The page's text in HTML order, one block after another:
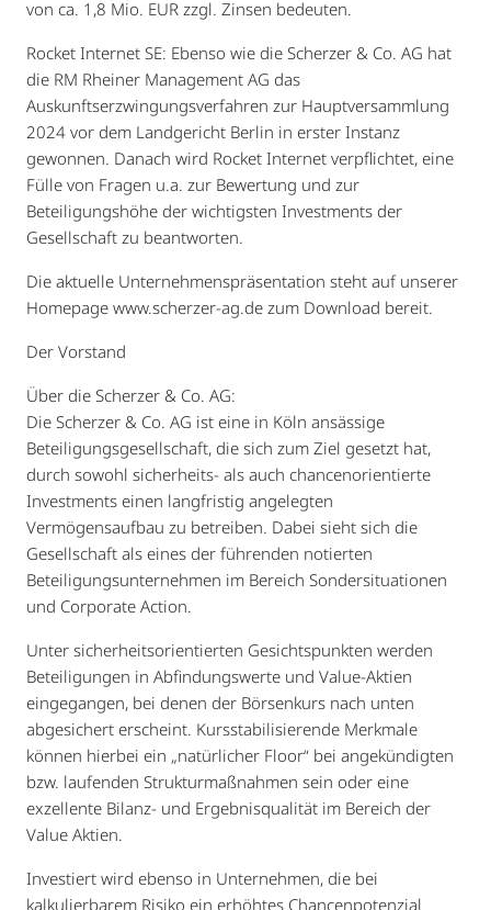
von ca. 1,8 Mio. EUR zzgl. Zinsen bedeuten.
Rocket Internet SE: Ebenso wie die Scherzer & Co. AG hat
die RM Rheiner Management AG das
Auskunftserzwingungsverfahren zur Hauptversammlung
2024 vor dem Landgericht Berlin in erster Instanz
gewonnen. Danach wird Rocket Internet verpflichtet, eine
Fülle von Fragen u.a. zur Bewertung und zur
Beteiligungshöhe der wichtigsten Investments der
Gesellschaft zu beantworten.
Die aktuelle Unternehmenspräsentation steht auf unserer
Homepage www.scherzer-ag.de zum Download bereit.
Der Vorstand
Über die Scherzer & Co. AG:
Die Scherzer & Co. AG ist eine in Köln ansässige
Beteiligungsgesellschaft, die sich zum Ziel gesetzt hat,
durch sowohl sicherheits- als auch chancenorientierte
Investments einen langfristig angelegten
Vermögensaufbau zu betreiben. Dabei sieht sich die
Gesellschaft als eines der führenden notierten
Beteiligungsunternehmen im Bereich Sondersituationen
und Corporate Action.
Unter sicherheitsorientierten Gesichtspunkten werden
Beteiligungen in Abfindungswerte und Value-Aktien
eingegangen, bei denen der Börsenkurs nach unten
abgesichert erscheint. Kursstabilisierende Merkmale
können hierbei ein „natürlicher Floor“ bei angekündigten
bzw. laufenden Strukturmaßnahmen sein oder eine
exzellente Bilanz- und Ergebnisqualität im Bereich der
Value Aktien.
Investiert wird ebenso in Unternehmen, die bei
kalkulierbarem Risiko ein erhöhtes Chancenpotenzial